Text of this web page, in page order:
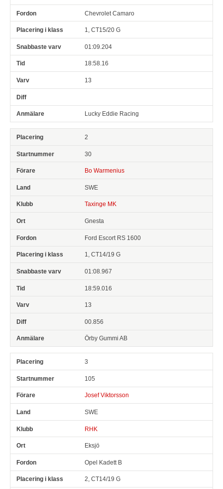
Chevrolet Camaro
1, CT15/20 G
01:09.204
18:58.16
13
Lucky Eddie Racing
2
30
Bo Warmenius
SWE
Taxinge MK
Gnesta
Ford Escort RS 1600
1, CT14/19 G
01:08.967
18:59.016
13
00.856
Örby Gummi AB
3
105
Josef Viktorsson
SWE
RHK
Eksjö
Opel Kadett B
2, CT14/19 G